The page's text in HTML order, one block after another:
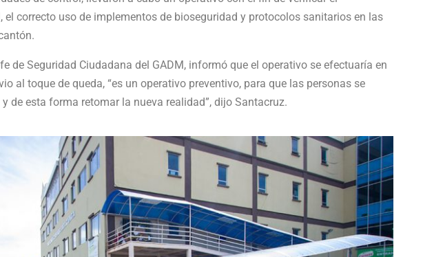
correcto uso de implementos de bioseguridad y protocolos sanitarios en las
de Seguridad Ciudadana del GADM, informó que el operativo se efectuaría en
al toque de queda, “es un operativo preventivo, para que las personas se
de esta forma retomar la nueva realidad”, dijo Santacruz.